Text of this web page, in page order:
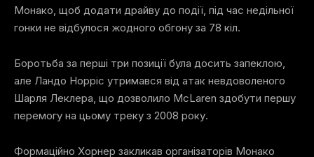
Монако, щоб додати драйву до події, під час недільної
гонки не відбулося жодного обгону за 78 кіл.
Боротьба за перші три позиції була досить запеклою,
але Ландо Норріс утримався від атак невдоволеного
Шарля Леклера, що дозволило McLaren здобути першу
перемогу на цьому треку з 2008 року.
Формаційно Хорнер закликав організаторів Монако